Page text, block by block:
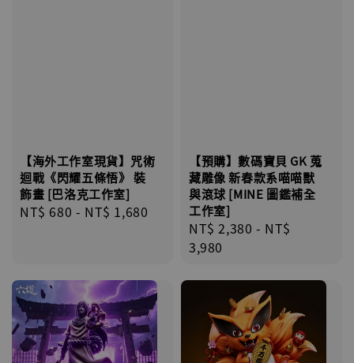
【海外工作室現貨】咒術
迴戰《閃耀五條悟》 裝
飾畫 [巴洛克工作室]
Regular
NT$ 680 - NT$ 1,680
【預購】數碼寶貝 GK 蒐
藏雕像 新春款系喵喵獸
與滾球 [MINE 圖鑑補全
工作室]
Regular
price
NT$ 2,380 - NT$
3,980